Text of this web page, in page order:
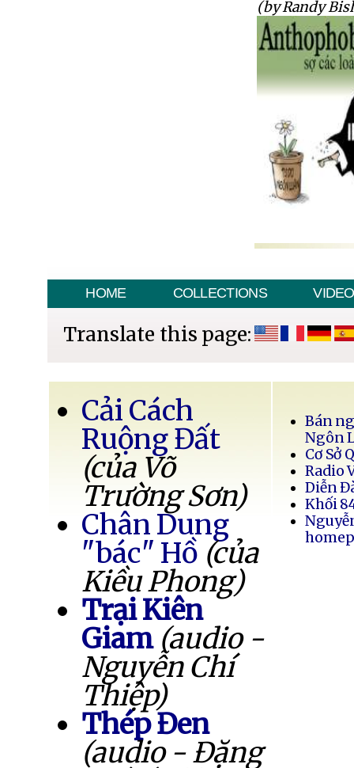
(by Randy
HOME COLLECTIONS VIDEO
Translate this page:
Cải Cách
Ruộng Đất
(của Võ
Trường Sơn)
Chân Dung
"bác" Hồ (của
Kiều Phong)
Trại Kiên
Giam (audio -
Nguyễn Chí
Thiệp)
Thép Đen
(audio - Đặng
Bán
Ngôn
Cơ Sở
Radio
Diễn
Khối